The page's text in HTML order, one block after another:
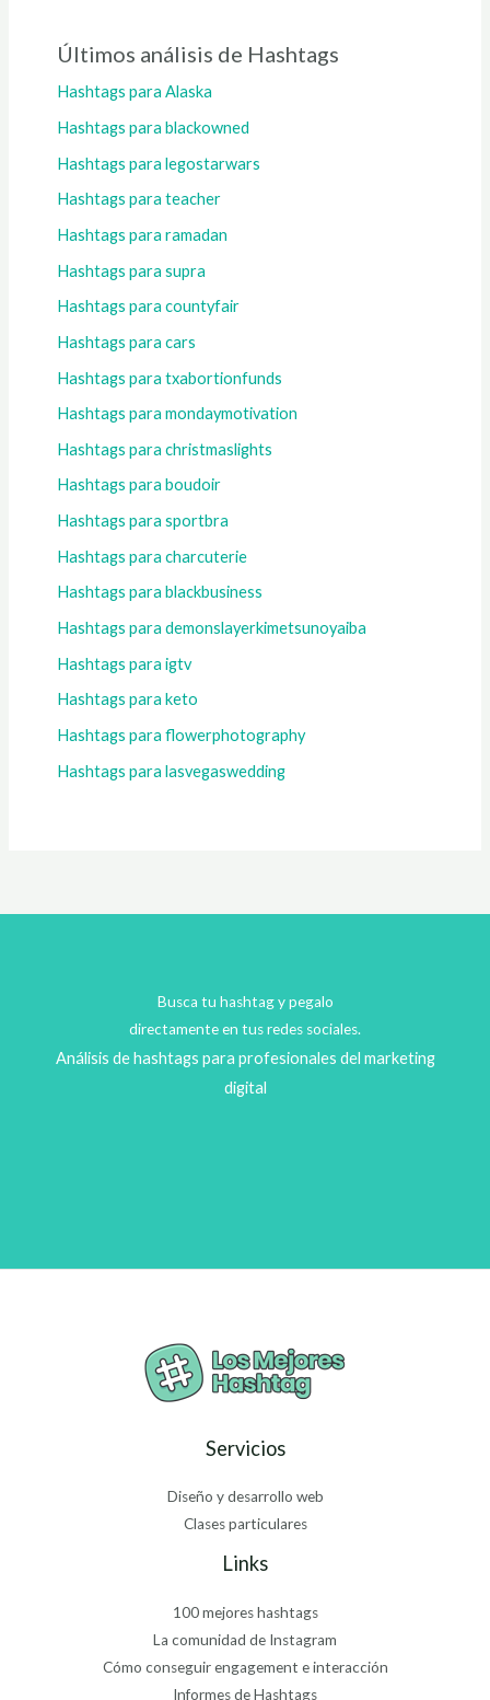
Últimos análisis de Hashtags
Hashtags para Alaska
Hashtags para blackowned
Hashtags para legostarwars
Hashtags para teacher
Hashtags para ramadan
Hashtags para supra
Hashtags para countyfair
Hashtags para cars
Hashtags para txabortionfunds
Hashtags para mondaymotivation
Hashtags para christmaslights
Hashtags para boudoir
Hashtags para sportbra
Hashtags para charcuterie
Hashtags para blackbusiness
Hashtags para demonslayerkimetsunoyaiba
Hashtags para igtv
Hashtags para keto
Hashtags para flowerphotography
Hashtags para lasvegaswedding
Busca tu hashtag y pegalo
directamente en tus redes sociales.
Análisis de hashtags para profesionales del marketing
digital
Servicios
Diseño y desarrollo web
Clases particulares
Links
100 mejores hashtags
La comunidad de Instagram
Cómo conseguir engagement e interacción
Informes de Hashtags